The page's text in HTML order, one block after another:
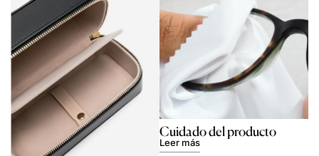
Cuidado del producto
Leer más